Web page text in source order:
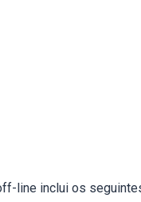
line inclui os